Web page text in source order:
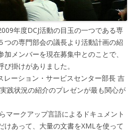
年度DCJ活動の目玉の一つである専
つの専門部会の議長より活動計画の紹
メンバーを現在募集中とのことで、
掛けがありました。
レーション・サービスセンター部長 吉
践状況の紹介のプレゼンが最も関心が
マークアップ言語によるドキュメント
けあって、大量の文書をXMLを使って